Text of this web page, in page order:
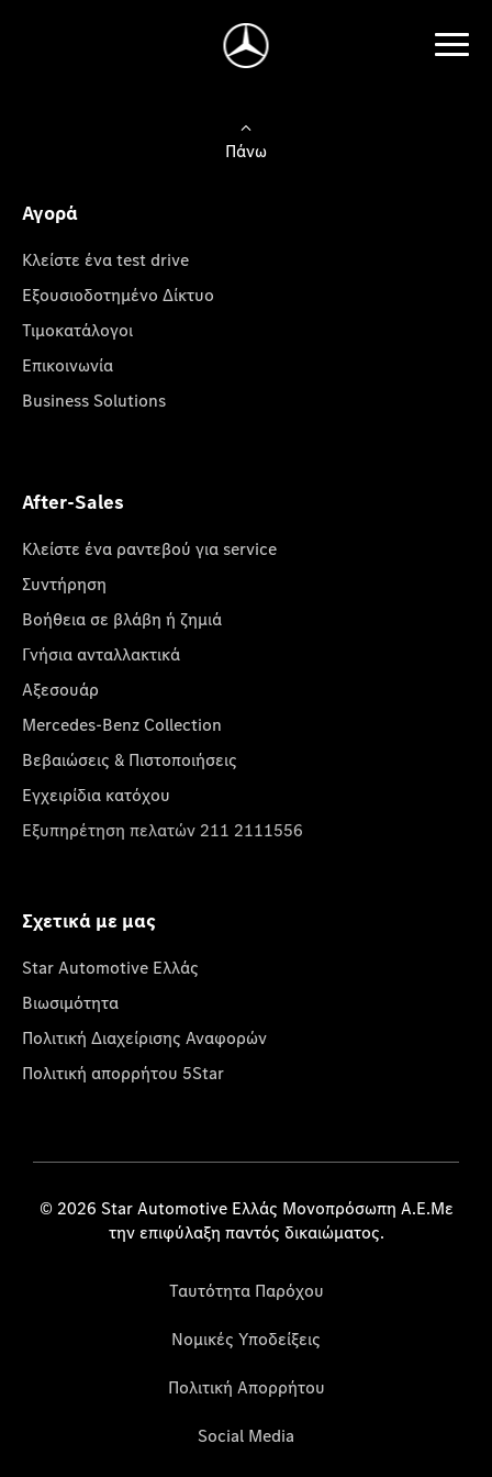
Πάνω
Αγορά
Κλείστε ένα test drive
Εξουσιοδοτημένο Δίκτυο
Τιμοκατάλογοι
Επικοινωνία
Business Solutions
After-Sales
Κλείστε ένα ραντεβού για service
Συντήρηση
Βοήθεια σε βλάβη ή ζημιά
Γνήσια ανταλλακτικά
Αξεσουάρ
Mercedes-Benz Collection
Βεβαιώσεις & Πιστοποιήσεις
Εγχειρίδια κατόχου
Εξυπηρέτηση πελατών 211 2111556
Σχετικά με μας
Star Automotive Ελλάς
Βιωσιμότητα
Πολιτική Διαχείρισης Αναφορών
Πολιτική απορρήτου 5Star
© 2026 Star Automotive Ελλάς Μονοπρόσωπη Α.Ε.Με
την επιφύλαξη παντός δικαιώματος.
Ταυτότητα Παρόχου
Νομικές Υποδείξεις
Πολιτική Απορρήτου
Social Media